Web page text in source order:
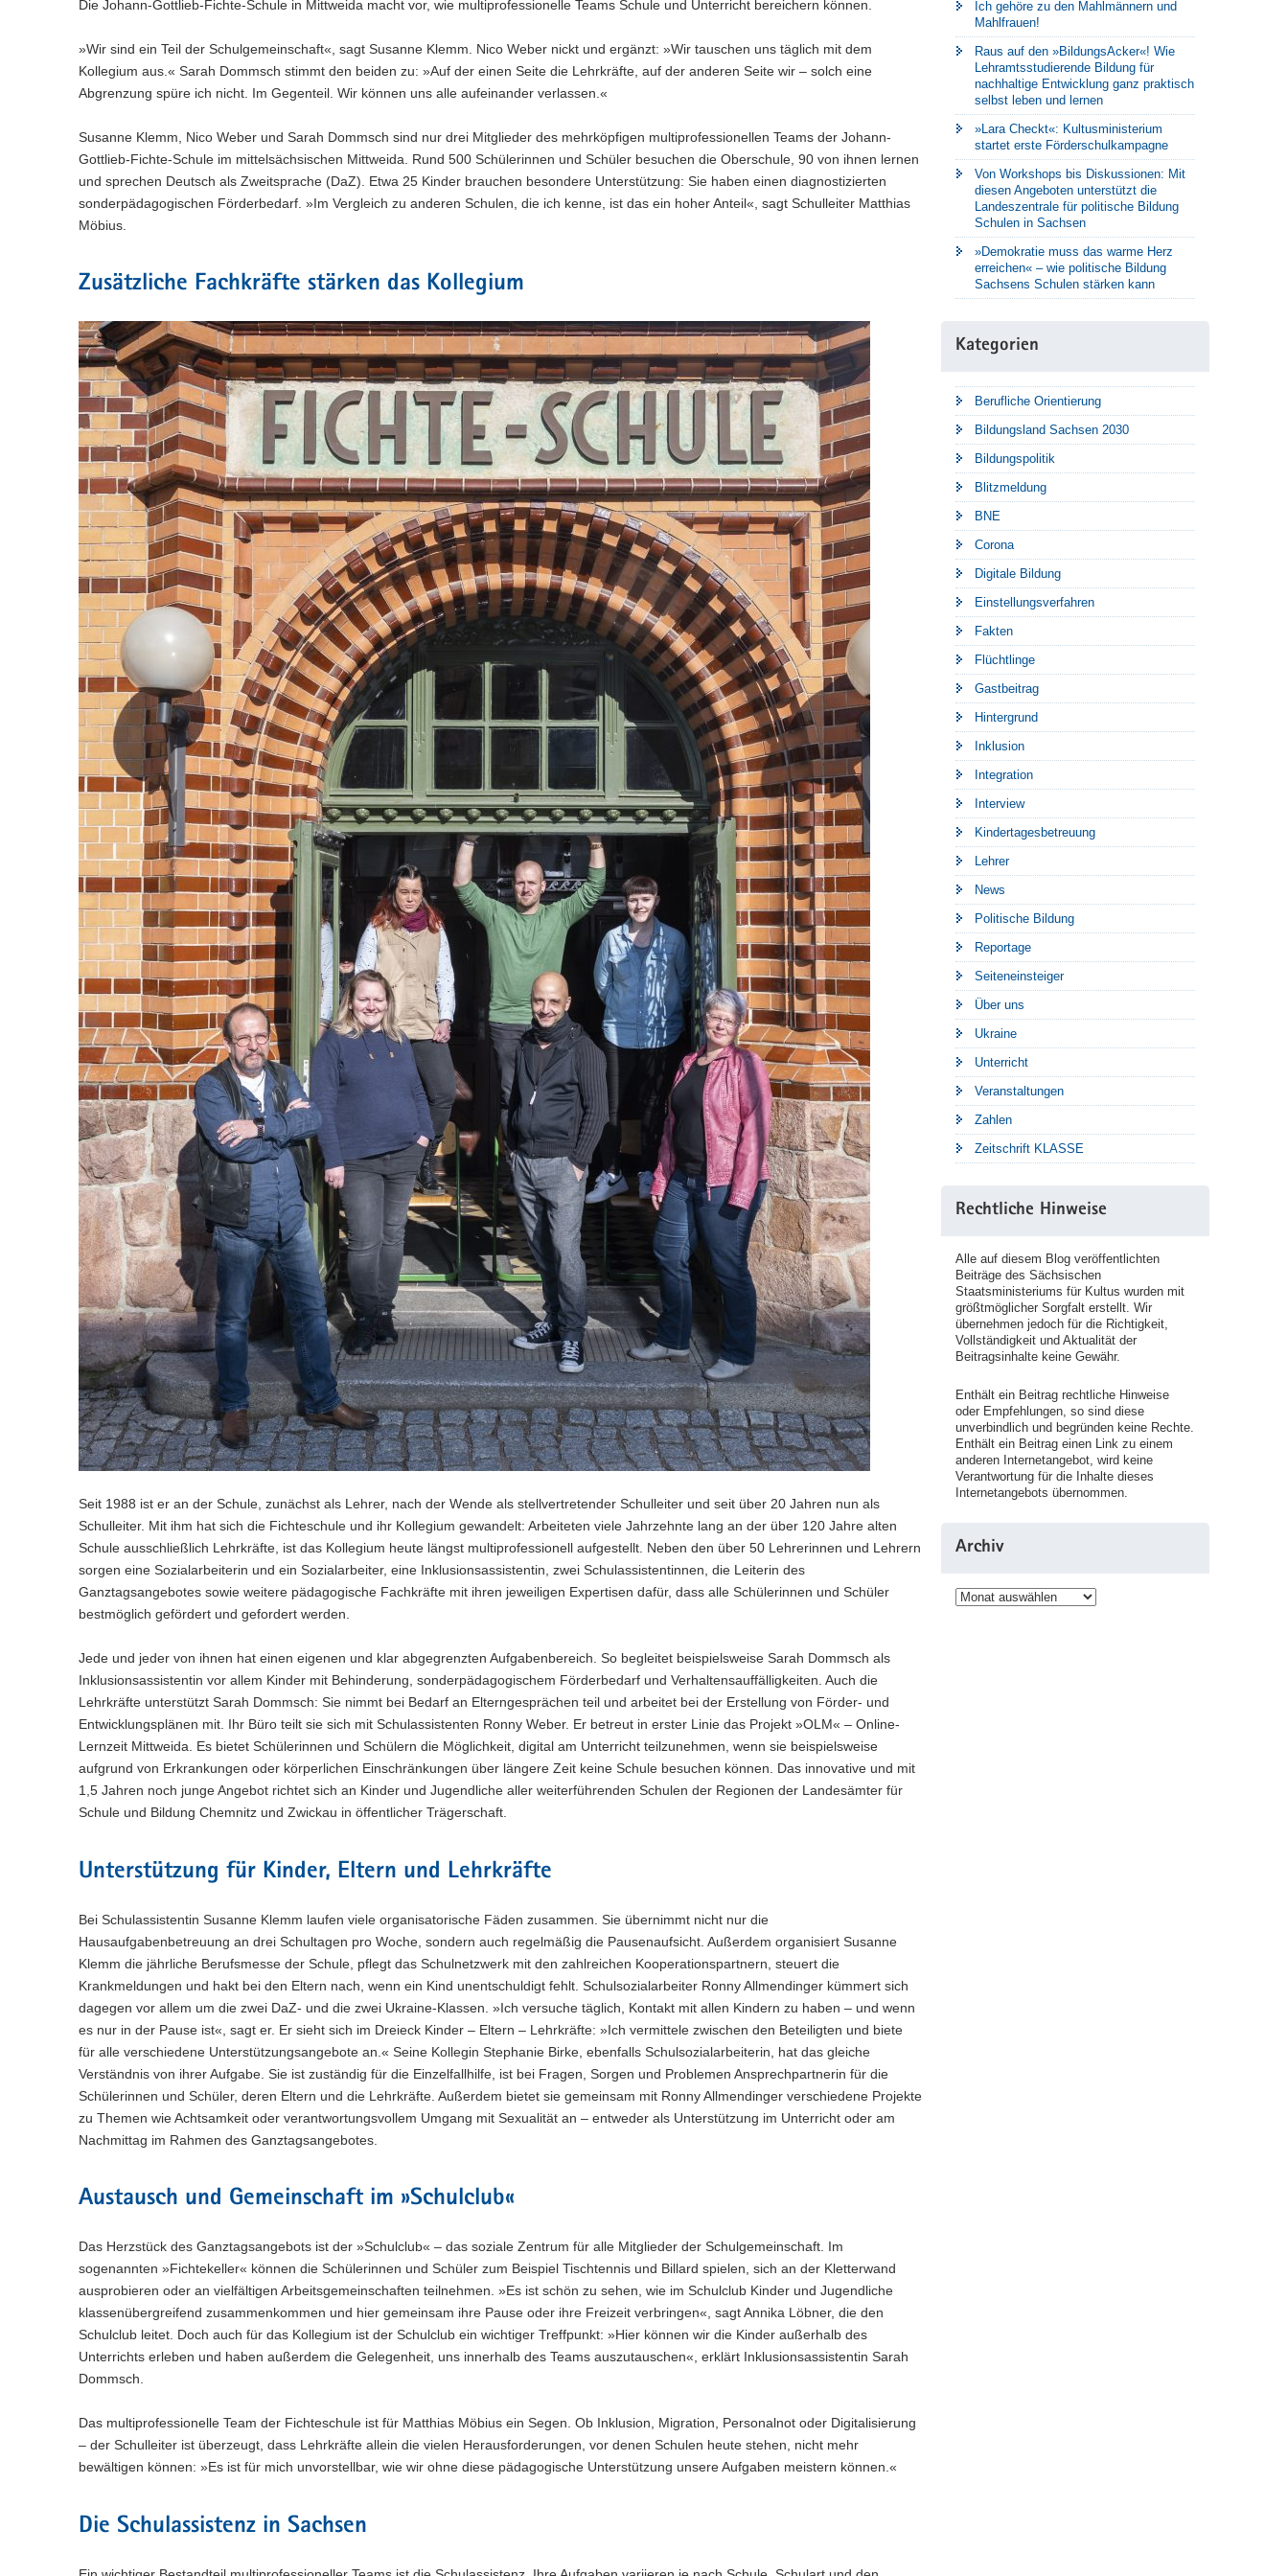
n e
n
)
c
s
e
l
w
c
h
s
n
)
w
e
c
s
l
n
)
Die Johann-Gottlieb-Fichte-Schule in Mittweida macht vor, wie multiprofessionelle Teams Schule und Unterricht bereichern können.
»Wir sind ein Teil der Schulgemeinschaft«, sagt Susanne Klemm. Nico Weber nickt und ergänzt: »Wir tauschen uns täglich mit dem
Kollegium aus.« Sarah Dommsch stimmt den beiden zu: »Auf der einen Seite die Lehrkräfte, auf der anderen Seite wir – solch eine
Abgrenzung spüre ich nicht. Im Gegenteil. Wir können uns alle aufeinander verlassen.«
Susanne Klemm, Nico Weber und Sarah Dommsch sind nur drei Mitglieder des mehrköpfigen multiprofessionellen Teams der Johann-
Gottlieb-Fichte-Schule im mittelsächsischen Mittweida. Rund 500 Schülerinnen und Schüler besuchen die Oberschule, 90 von ihnen lernen
und sprechen Deutsch als Zweitsprache (DaZ). Etwa 25 Kinder brauchen besondere Unterstützung: Sie haben einen diagnostizierten
sonderpädagogischen Förderbedarf. »Im Vergleich zu anderen Schulen, die ich kenne, ist das ein hoher Anteil«, sagt Schulleiter Matthias
Möbius.
Zusätzliche Fachkräfte stärken das Kollegium
Seit 1988 ist er an der Schule, zunächst als Lehrer, nach der Wende als stellvertretender Schulleiter und seit über 20 Jahren nun als
Schulleiter. Mit ihm hat sich die Fichteschule und ihr Kollegium gewandelt: Arbeiteten viele Jahrzehnte lang an der über 120 Jahre alten
Schule ausschließlich Lehrkräfte, ist das Kollegium heute längst multiprofessionell aufgestellt. Neben den über 50 Lehrerinnen und Lehrern
sorgen eine Sozialarbeiterin und ein Sozialarbeiter, eine Inklusionsassistentin, zwei Schulassistentinnen, die Leiterin des
Ganztagsangebotes sowie weitere pädagogische Fachkräfte mit ihren jeweiligen Expertisen dafür, dass alle Schülerinnen und Schüler
bestmöglich gefördert und gefordert werden.
Jede und jeder von ihnen hat einen eigenen und klar abgegrenzten Aufgabenbereich. So begleitet beispielsweise Sarah Dommsch als
Inklusionsassistentin vor allem Kinder mit Behinderung, sonderpädagogischem Förderbedarf und Verhaltensauffälligkeiten. Auch die
Lehrkräfte unterstützt Sarah Dommsch: Sie nimmt bei Bedarf an Elterngesprächen teil und arbeitet bei der Erstellung von Förder- und
Entwicklungsplänen mit. Ihr Büro teilt sie sich mit Schulassistenten Ronny Weber. Er betreut in erster Linie das Projekt »OLM« – Online-
Lernzeit Mittweida. Es bietet Schülerinnen und Schülern die Möglichkeit, digital am Unterricht teilzunehmen, wenn sie beispielsweise
aufgrund von Erkrankungen oder körperlichen Einschränkungen über längere Zeit keine Schule besuchen können. Das innovative und mit
1,5 Jahren noch junge Angebot richtet sich an Kinder und Jugendliche aller weiterführenden Schulen der Regionen der Landesämter für
Schule und Bildung Chemnitz und Zwickau in öffentlicher Trägerschaft.
Unterstützung für Kinder, Eltern und Lehrkräfte
Bei Schulassistentin Susanne Klemm laufen viele organisatorische Fäden zusammen. Sie übernimmt nicht nur die
Hausaufgabenbetreuung an drei Schultagen pro Woche, sondern auch regelmäßig die Pausenaufsicht. Außerdem organisiert Susanne
Klemm die jährliche Berufsmesse der Schule, pflegt das Schulnetzwerk mit den zahlreichen Kooperationspartnern, steuert die
Krankmeldungen und hakt bei den Eltern nach, wenn ein Kind unentschuldigt fehlt. Schulsozialarbeiter Ronny Allmendinger kümmert sich
dagegen vor allem um die zwei DaZ- und die zwei Ukraine-Klassen. »Ich versuche täglich, Kontakt mit allen Kindern zu haben – und wenn
es nur in der Pause ist«, sagt er. Er sieht sich im Dreieck Kinder – Eltern – Lehrkräfte: »Ich vermittele zwischen den Beteiligten und biete
für alle verschiedene Unterstützungsangebote an.« Seine Kollegin Stephanie Birke, ebenfalls Schulsozialarbeiterin, hat das gleiche
Verständnis von ihrer Aufgabe. Sie ist zuständig für die Einzelfallhilfe, ist bei Fragen, Sorgen und Problemen Ansprechpartnerin für die
Schülerinnen und Schüler, deren Eltern und die Lehrkräfte. Außerdem bietet sie gemeinsam mit Ronny Allmendinger verschiedene Projekte
zu Themen wie Achtsamkeit oder verantwortungsvollem Umgang mit Sexualität an – entweder als Unterstützung im Unterricht oder am
Nachmittag im Rahmen des Ganztagsangebotes.
Austausch und Gemeinschaft im »Schulclub«
Das Herzstück des Ganztagsangebots ist der »Schulclub« – das soziale Zentrum für alle Mitglieder der Schulgemeinschaft. Im
sogenannten »Fichtekeller« können die Schülerinnen und Schüler zum Beispiel Tischtennis und Billard spielen, sich an der Kletterwand
ausprobieren oder an vielfältigen Arbeitsgemeinschaften teilnehmen. »Es ist schön zu sehen, wie im Schulclub Kinder und Jugendliche
klassenübergreifend zusammenkommen und hier gemeinsam ihre Pause oder ihre Freizeit verbringen«, sagt Annika Löbner, die den
Schulclub leitet. Doch auch für das Kollegium ist der Schulclub ein wichtiger Treffpunkt: »Hier können wir die Kinder außerhalb des
Unterrichts erleben und haben außerdem die Gelegenheit, uns innerhalb des Teams auszutauschen«, erklärt Inklusionsassistentin Sarah
Dommsch.
Das multiprofessionelle Team der Fichteschule ist für Matthias Möbius ein Segen. Ob Inklusion, Migration, Personalnot oder Digitalisierung
– der Schulleiter ist überzeugt, dass Lehrkräfte allein die vielen Herausforderungen, vor denen Schulen heute stehen, nicht mehr
bewältigen können: »Es ist für mich unvorstellbar, wie wir ohne diese pädagogische Unterstützung unsere Aufgaben meistern können.«
Die Schulassistenz in Sachsen
Ich gehöre zu den Mahlmännern und
Mahlfrauen!
Raus auf den »BildungsAcker«! Wie
Lehramtsstudierende Bildung für
nachhaltige Entwicklung ganz praktisch
selbst leben und lernen
»Lara Checkt«: Kultusministerium
startet erste Förderschulkampagne
Von Workshops bis Diskussionen: Mit
diesen Angeboten unterstützt die
Landeszentrale für politische Bildung
Schulen in Sachsen
»Demokratie muss das warme Herz
erreichen« – wie politische Bildung
Sachsens Schulen stärken kann
Kategorien
Berufliche Orientierung
Bildungsland Sachsen 2030
Bildungspolitik
Blitzmeldung
BNE
Corona
Digitale Bildung
Einstellungsverfahren
Fakten
Flüchtlinge
Gastbeitrag
Hintergrund
Inklusion
Integration
Interview
Kindertagesbetreuung
Lehrer
News
Politische Bildung
Reportage
Seiteneinsteiger
Über uns
Ukraine
Unterricht
Veranstaltungen
Zahlen
Zeitschrift KLASSE
Rechtliche Hinweise
Alle auf diesem Blog veröffentlichten
Beiträge des Sächsischen
Staatsministeriums für Kultus wurden mit
größtmöglicher Sorgfalt erstellt. Wir
übernehmen jedoch für die Richtigkeit,
Vollständigkeit und Aktualität der
Beitragsinhalte keine Gewähr.
Enthält ein Beitrag rechtliche Hinweise
oder Empfehlungen, so sind diese
unverbindlich und begründen keine Rechte.
Enthält ein Beitrag einen Link zu einem
anderen Internetangebot, wird keine
Verantwortung für die Inhalte dieses
Internetangebots übernommen.
Archiv
Archiv